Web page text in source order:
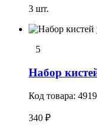
3 шт.
5
Набор
Код товара:
340 ₽